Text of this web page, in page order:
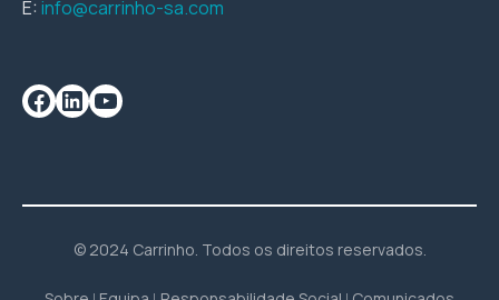
E:info@carrinho-sa.com
© 2024 Carrinho. Todos os direitos reservados.